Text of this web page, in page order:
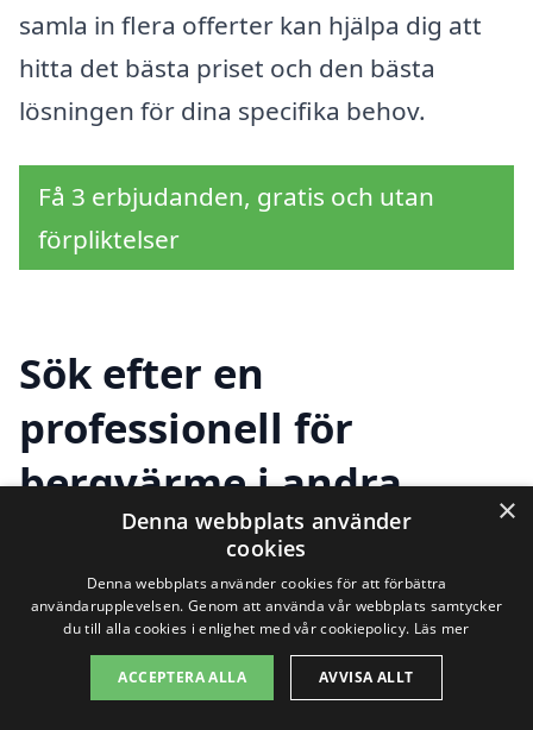
samla in flera offerter kan hjälpa dig att
hitta det bästa priset och den bästa
lösningen för dina specifika behov.
Få 3 erbjudanden, gratis och utan
förpliktelser
Sök efter en
professionell för
bergvärme i andra
städer nära Söderbärke
Att få bergvärme installerad är ett
utmärkt val för den som vill ha en
×
Denna webbplats använder
cookies
Denna webbplats använder cookies för att förbättra
användarupplevelsen. Genom att använda vår webbplats samtycker
du till alla cookies i enlighet med vår cookiepolicy. Läs mer
ACCEPTERA ALLA AVVISA ALLT